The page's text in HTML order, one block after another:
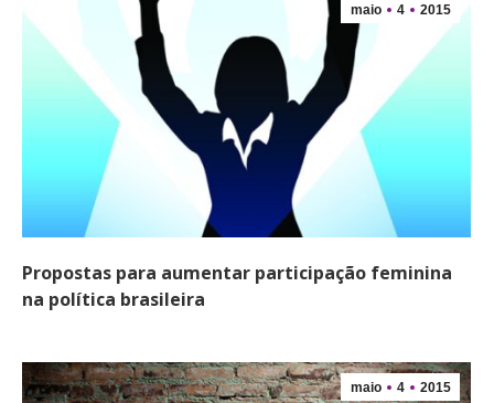
maio 4 2015
Propostas para aumentar participação feminina
na política brasileira
maio 4 2015